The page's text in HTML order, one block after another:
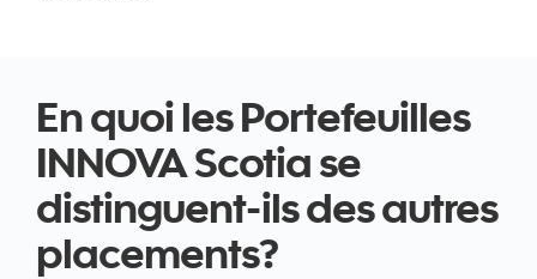
En quoi les Portefeuilles
INNOVA Scotia se
distinguent-ils des autres
placements?